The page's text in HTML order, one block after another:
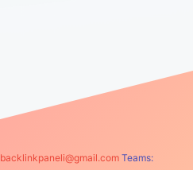
elexbetgiris.org
backlinkpaneli@gmail.com Teams: